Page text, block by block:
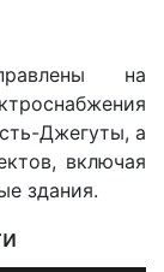
на
Джегуты, а
включая
здания.